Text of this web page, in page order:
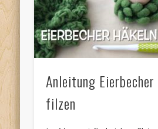
Anleitung Eierbecher
filzen